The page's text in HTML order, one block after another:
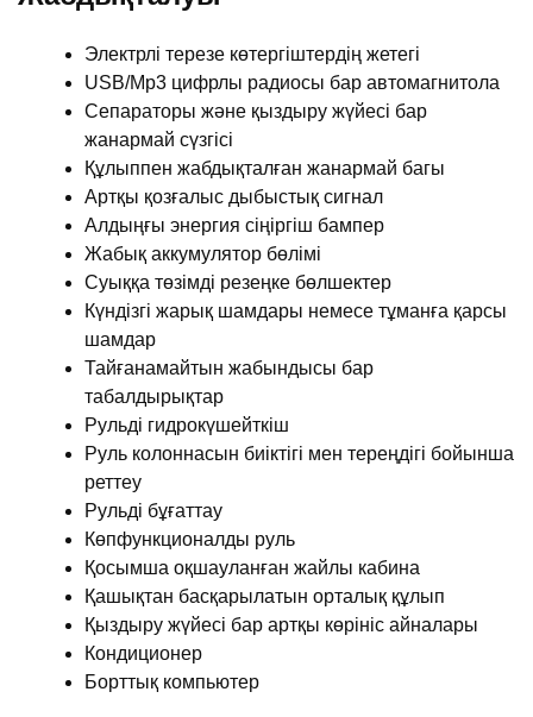
Электрлі терезе көтергіштердің жетегі
USB/Mp3 цифрлы радиосы бар автомагнитола
Сепараторы және қыздыру жүйесі бар
жанармай сүзгісі
Құлыппен жабдықталған жанармай багы
Артқы қозғалыс дыбыстық сигнал
Алдыңғы энергия сіңіргіш бампер
Жабық аккумулятор бөлімі
Суыққа төзімді резеңке бөлшектер
Күндізгі жарық шамдары немесе тұманға қарсы
шамдар
Тайғанамайтын жабындысы бар
табалдырықтар
Рульді гидрокүшейткіш
Руль колоннасын биіктігі мен тереңдігі бойынша
реттеу
Рульді бұғаттау
Көпфункционалды руль
Қосымша оқшауланған жайлы кабина
Қашықтан басқарылатын орталық құлып
Қыздыру жүйесі бар артқы көрініс айналары
Кондиционер
Борттық компьютер